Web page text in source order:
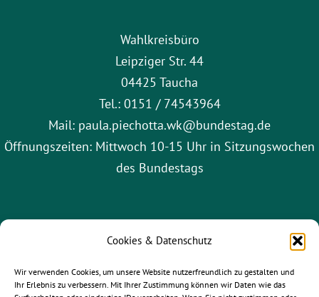
Cookies & Datenschutz
Wir verwenden Cookies, um unsere Website nutzerfreundlich zu gestalten und
Ihr Erlebnis zu verbessern. Mit Ihrer Zustimmung können wir Daten wie das
Wahlkreisbüro
Leipziger Str. 44
04425 Taucha
Tel.: 0151 / 74543964
Mail: paula.piechotta.wk@bundestag.de
Öffnungszeiten: Mittwoch 10-15 Uhr in Sitzungswochen
des Bundestags